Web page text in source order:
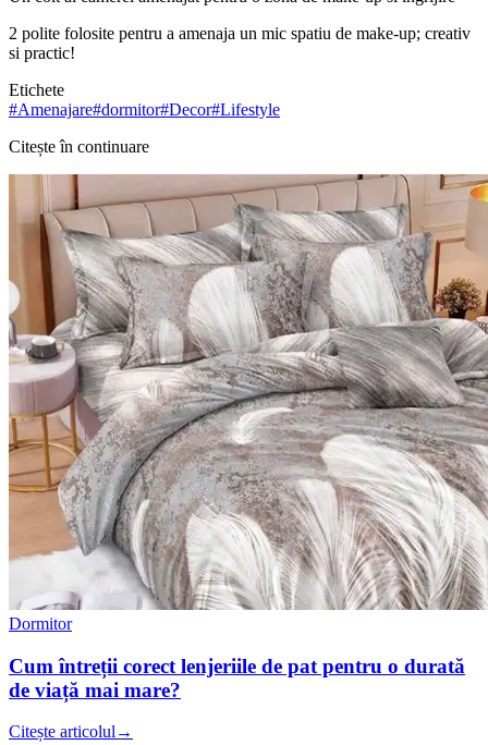
2 polite folosite pentru a amenaja un mic spatiu de make-up; creativ
si practic!
Etichete
#Amenajare#dormitor#Decor#Lifestyle
Citește în continuare
Dormitor
Cum întreții corect lenjeriile de pat pentru o durată
de viață mai mare?
Citește articolul →